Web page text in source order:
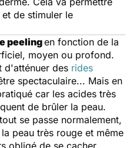
de stimuler le
peelingen fonction de la
moyen ou profond.
d'atténuer des rides
spectaculaire... Mais en
car les acides très
de brûler la peau.
se passe normalement,
peau très rouge et même
obligé de se cacher